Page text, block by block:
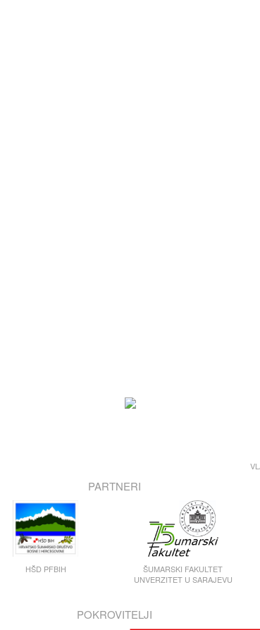
PARTNERI
HŠD PFBIH
ŠUMARSKI FAKULTET
UNVERZITET U SARAJEVU
POKROVITELJI